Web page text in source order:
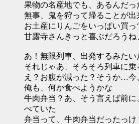
果物の名産地でも、あるんだっ
無事、鬼を狩って帰ることが出
お土産にりんごをいっぱい買っ
甘露寺さんきっと喜ぶだろうね
あ！無限列車、出発するみたい
それじゃあ、そろそろ列車に乗
え？お腹が減った？そうか…今
俺も、何か食べようかな
牛肉弁当？あ、そう言えば前
べていた
弁当って、牛肉弁当だったっけ